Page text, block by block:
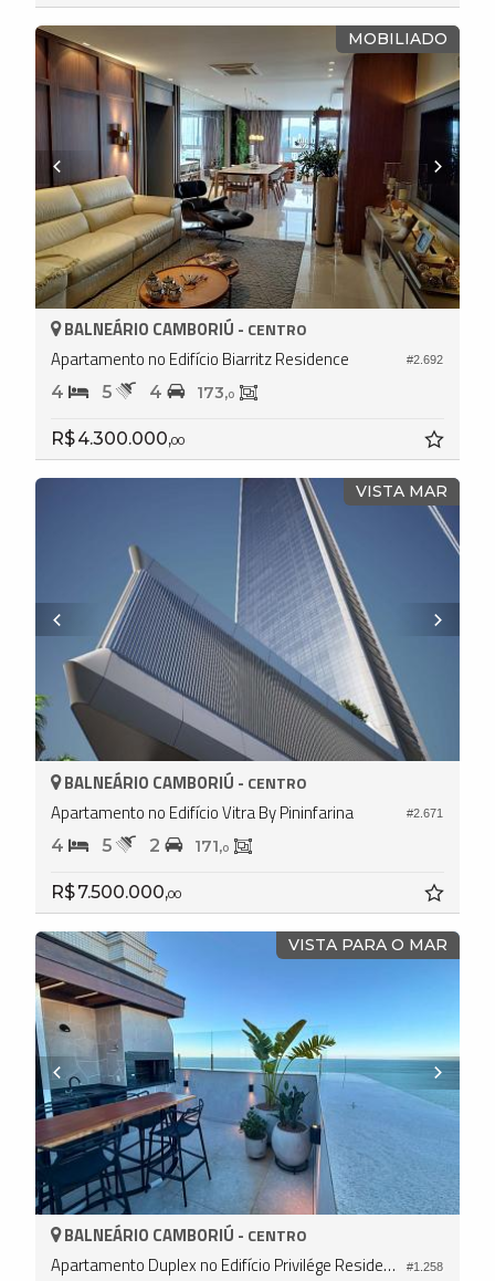
MOBILIADO
#2.692
BALNEÁRIO CAMBORIÚ - CENTRO
Apartamento no Edifício Biarritz Residence
4 5 4 173,0
R$ 4.300.000,00
VISTA MAR
#2.671
BALNEÁRIO CAMBORIÚ - CENTRO
Apartamento no Edifício Vitra By Pininfarina
4 5 2 171,0
R$ 7.500.000,00
VISTA PARA O MAR
#1.258
BALNEÁRIO CAMBORIÚ - CENTRO
Apartamento Duplex no Edifício Privilége Residence